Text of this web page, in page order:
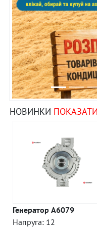
НОВИНКИ
Генератор A6079
Напруга: 12